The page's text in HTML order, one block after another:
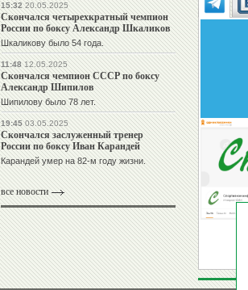
15:3220.05.2025
Скончался четырехкратный чемпион
России по боксу Александр Шкаликов
Шкаликову было 54 года.
11:4812.05.2025
Скончался чемпион СССР по боксу
Александр Шипилов
Шипилову было 78 лет.
19:4503.05.2025
Скончался заслуженный тренер
России по боксу Иван Карандей
Карандей умер на 82-м году жизни.
все новости